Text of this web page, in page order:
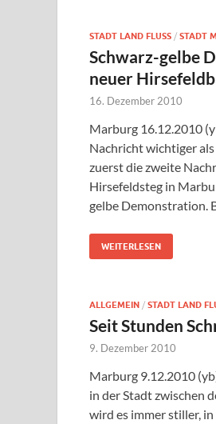
STADT LAND FLUSS / STADT
Schwarz-gelbe
neuer
16. Dezember 2010
Marburg 16.12.2010
Nachricht wichtiger
zuerst die zweite
Hirsefeldsteg in
gelbe Demonstration.
WEITERLESEN
ALLGEMEIN / STADT LAND
Seit Stunden
9. Dezember 2010
Marburg 9.12.2010
in der Stadt zwischen
wird es immer stiller,